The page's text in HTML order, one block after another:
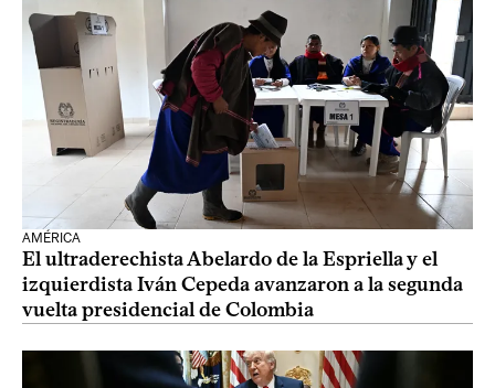
AMÉRICA
El ultraderechista Abelardo de la Espriella y el
izquierdista Iván Cepeda avanzaron a la segunda
vuelta presidencial de Colombia